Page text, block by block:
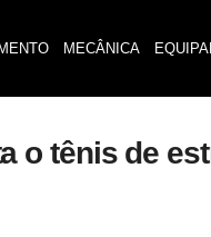
MECÂNICA
o tênis de